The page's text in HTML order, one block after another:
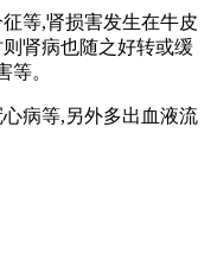
等,肾损害发生在牛皮
肾病也随之好转或缓
等。
病等,另外多出血液流